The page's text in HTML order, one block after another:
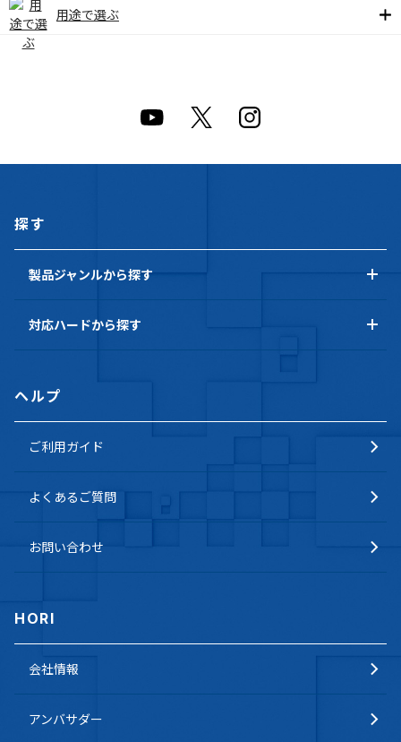
用途で選ぶ
探す
製品ジャンルから探す
対応ハードから探す
ヘルプ
ご利用ガイド
よくあるご質問
お問い合わせ
HORI
会社情報
アンバサダー